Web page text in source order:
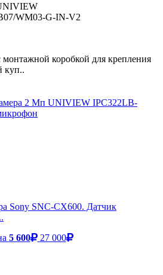
WM03-G-IN-V2
коробкой для крепления
куп..
2 Мп UNIVIEW IPC322LB-
Sony SNC-CX600. Датчик
5 600 27 000